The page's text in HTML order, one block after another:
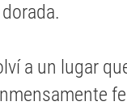
a un lugar